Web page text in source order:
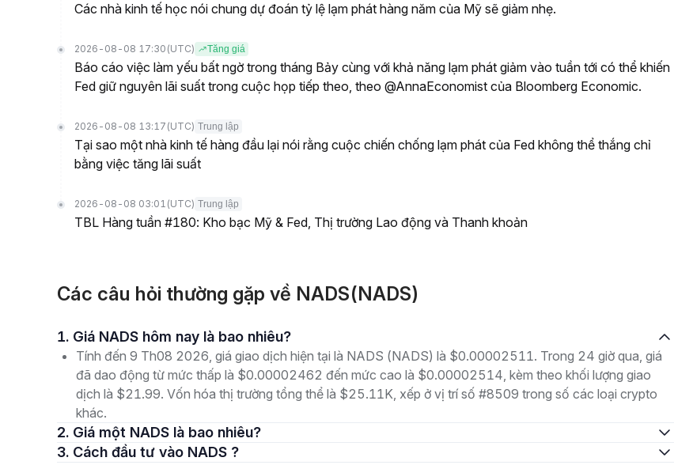
Các nhà kinh tế học nói chung dự đoán tỷ lệ lạm phát hàng năm của Mỹ sẽ giảm nhẹ.
2026-08-08 17:30 (UTC) Tăng giá
Báo cáo việc làm yếu bất ngờ trong tháng Bảy cùng với khả năng lạm phát giảm vào tuần tới có thể khiến
Fed giữ nguyên lãi suất trong cuộc họp tiếp theo, theo @AnnaEconomist của Bloomberg Economic.
2026-08-08 13:17 (UTC) Trung lập
Tại sao một nhà kinh tế hàng đầu lại nói rằng cuộc chiến chống lạm phát của Fed không thể thắng chỉ
bằng việc tăng lãi suất
2026-08-08 03:01 (UTC) Trung lập
TBL Hàng tuần #180: Kho bạc Mỹ & Fed, Thị trường Lao động và Thanh khoản
Các câu hỏi thường gặp về NADS(NADS)
1. Giá NADS hôm nay là bao nhiêu?
Tính đến 9 Th08 2026, giá giao dịch hiện tại là NADS (NADS) là $0.00002511. Trong 24 giờ qua, giá
đã dao động từ mức thấp là $0.00002462 đến mức cao là $0.00002514, kèm theo khối lượng giao
dịch là $21.99. Vốn hóa thị trường tổng thể là $25.11K, xếp ở vị trí số #8509 trong số các loại crypto
khác.
2. Giá một NADS là bao nhiêu?
3. Cách đầu tư vào NADS ?